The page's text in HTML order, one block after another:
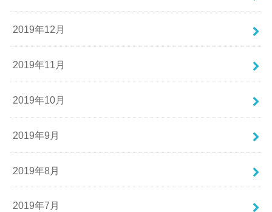
2019年12月
2019年11月
2019年10月
2019年9月
2019年8月
2019年7月